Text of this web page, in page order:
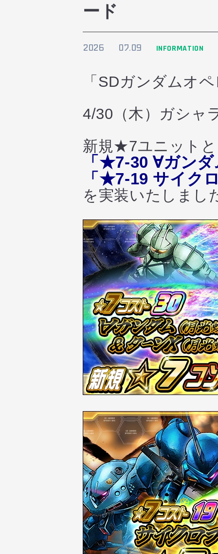
ード
2026 07.09 INFORMATION
「SDガンダムオ
4/30（木）ガシャ
新規★7ユニット
「★7-30 ∀ガン
「★7-19 サイク
を実装いたしまし